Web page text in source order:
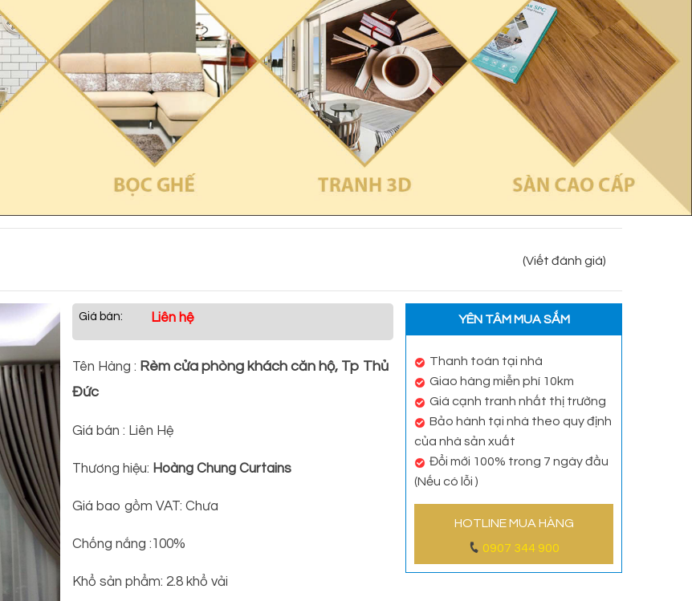
(Viết đánh giá)
Giá bán: Liên hệ
Tên Hàng : Rèm cửa phòng khách căn hộ, Tp Thủ
Đức
Giá bán : Liên Hệ
Thương hiệu: Hoàng Chung Curtains
Giá bao gồm VAT: Chưa
Chống nắng :100%
Khổ sản phẩm: 2.8 khổ vải
YÊN TÂM MUA SẮM
Thanh toán tại nhà
Giao hàng miễn phí 10km
Giá cạnh tranh nhất thị trường
Bảo hành tại nhà theo quy định
của nhà sản xuất
Đổi mới 100% trong 7 ngày đầu
(Nếu có lỗi )
HOTLINE MUA HÀNG
0907 344 900